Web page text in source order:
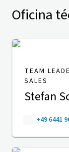
Oficina
TEAM
SALES
Stefan
+49 6441